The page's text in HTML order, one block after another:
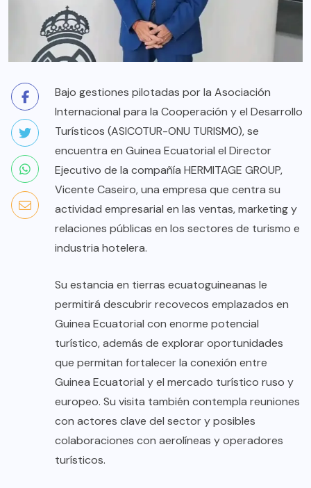
Bajo gestiones pilotadas por la Asociación
Internacional para la Cooperación y el Desarrollo
Turísticos (ASICOTUR-ONU TURISMO), se
encuentra en Guinea Ecuatorial el Director
Ejecutivo de la compañía HERMITAGE GROUP,
Vicente Caseiro, una empresa que centra su
actividad empresarial en las ventas, marketing y
relaciones públicas en los sectores de turismo e
industria hotelera.
Su estancia en tierras ecuatoguineanas le
permitirá descubrir recovecos emplazados en
Guinea Ecuatorial con enorme potencial
turístico, además de explorar oportunidades
que permitan fortalecer la conexión entre
Guinea Ecuatorial y el mercado turístico ruso y
europeo. Su visita también contempla reuniones
con actores clave del sector y posibles
colaboraciones con aerolíneas y operadores
turísticos.